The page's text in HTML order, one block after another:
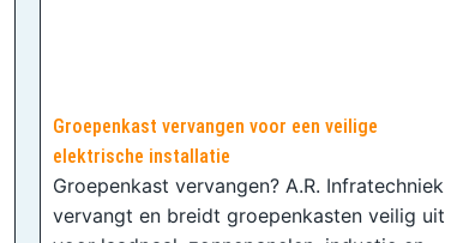
Groepenkast vervangen voor een veilige
elektrische installatie
Groepenkast vervangen? A.R. Infratechniek
vervangt en breidt groepenkasten veilig uit